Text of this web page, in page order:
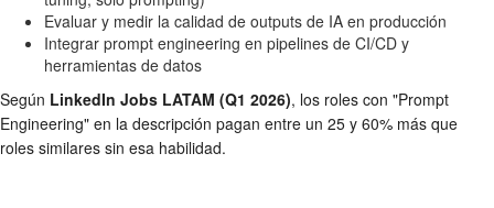
Evaluar y medir la calidad de outputs de IA en producción
Integrar prompt engineering en pipelines de CI/CD y
herramientas de datos
Según LinkedIn Jobs LATAM (Q1 2026), los roles con "Prompt
Engineering" en la descripción pagan entre un 25 y 60% más que
roles similares sin esa habilidad.